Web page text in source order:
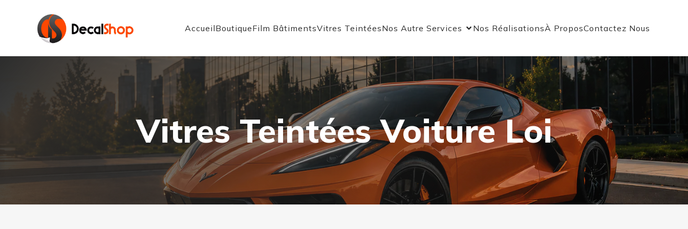
AccueilBoutiqueFilm BâtimentsVitres TeintéesNos Autre Services Nos RéalisationsÀ ProposContactez Nous
Vitres Teintées Voiture Loi